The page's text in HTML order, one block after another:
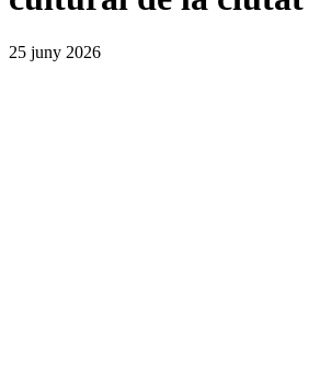
25 juny 2026